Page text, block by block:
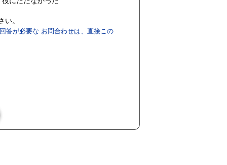
い。
答が必要な お問合わせは、直接この